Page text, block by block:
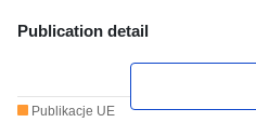
Publication Detail
Publication detail
Publikacje UE